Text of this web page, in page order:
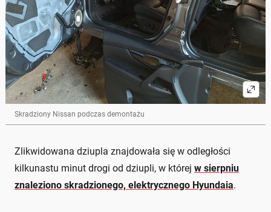
Skradziony Nissan podczas demontażu
Zlikwidowana dziupla znajdowała się w odległości
kilkunastu minut drogi od dziupli, w której w sierpniu
znaleziono skradzionego, elektrycznego Hyundaia.